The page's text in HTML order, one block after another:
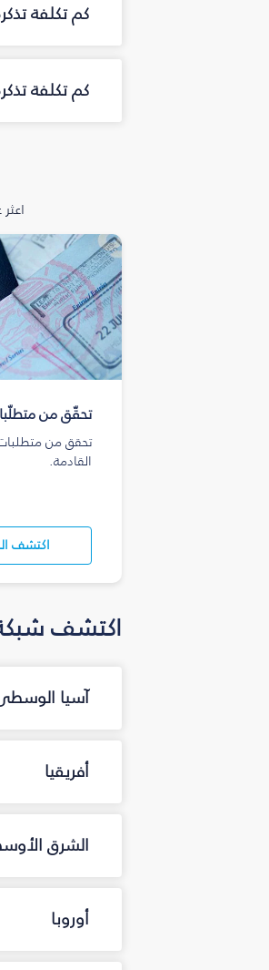
كم تكلفة
كم تكلفة
تحقّق من
تحقق من
القادمة.
اكتشف
اكتشف شبكة
آسيا
أفريقيا
الشرق
أوروبا